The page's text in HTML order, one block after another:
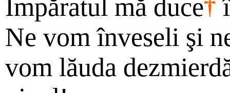
Împăratul mă duce†
Ne vom înveseli şi
vom lăuda